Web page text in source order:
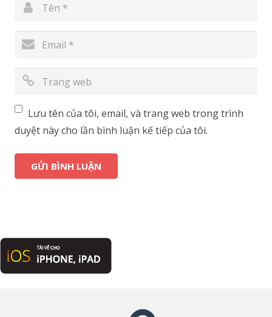
Lưu tên của tôi, email, và trang web trong trình
duyệt này cho lần bình luận kế tiếp của tôi.